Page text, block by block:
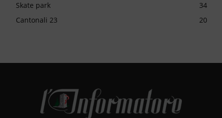
Skate park
34
Cantonali 23
20